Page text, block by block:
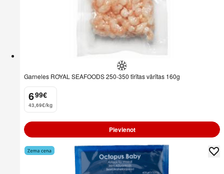
Garneles ROYAL SEAFOODS 250-350 tīrītas vārītas 160g
6
. 99€
43,69€/kg
Pievienot